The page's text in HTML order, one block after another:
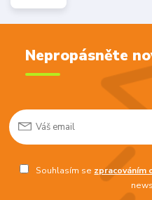
Nepropásněte
Souhlasím se zpracováním